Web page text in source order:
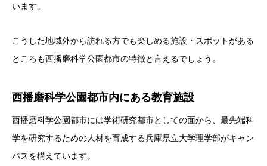
います。
こうした地域外から訪れる方でも楽しめる施設・スポットがある
ところも西播磨科学公園都市の特徴と言えるでしょう。
西播磨科学公園都市内にある教育施設
西播磨科学公園都市には学術研究都市としての面から、最先端科
学を研究するための人材を育成する兵庫県立大学理学部がキャン
パスを構えています。